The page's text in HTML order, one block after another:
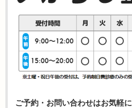
ご予約・お問い合わせはお気軽に